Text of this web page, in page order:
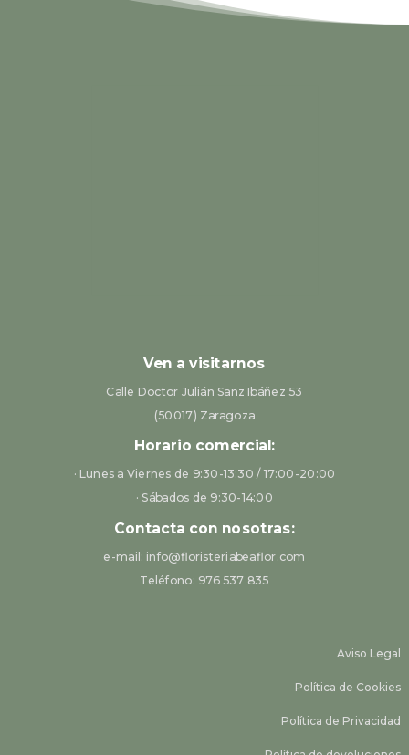
Ven a visitarnos
Calle Doctor Julián Sanz Ibáñez 53
(50017) Zaragoza
Horario comercial:
· Lunes a Viernes de 9:30-13:30 / 17:00-20:00
· Sábados de 9:30-14:00
Contacta con nosotras:
e-mail: info@floristeriabeaflor.com
Teléfono: 976 537 835
Aviso Legal
Política de Cookies
Política de Privacidad